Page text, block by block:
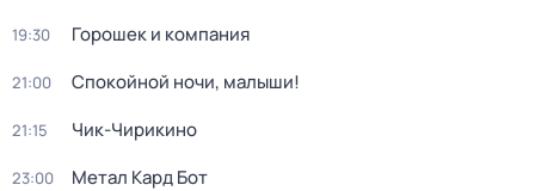
19:30 Горошек и компания
21:00 Спокойной ночи, малыши!
21:15 Чик-Чирикино
23:00 Метал Кард Бот